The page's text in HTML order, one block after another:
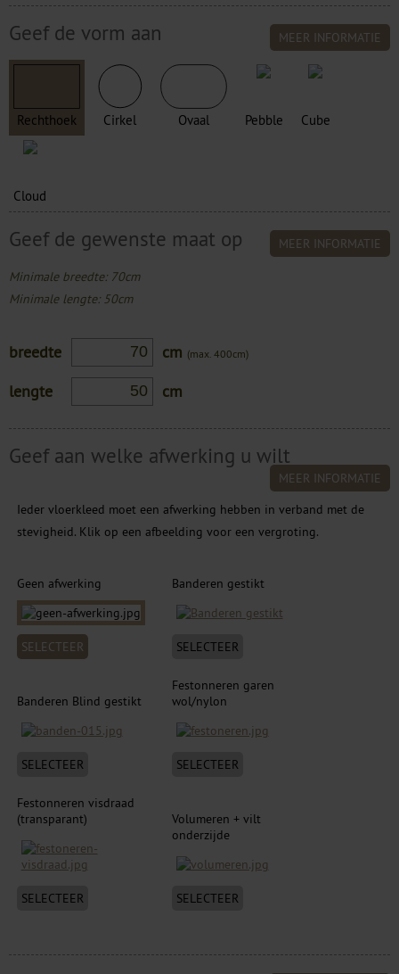
Geef de vorm aan MEER INFORMATIE
Rechthoek Cirkel Ovaal Pebble Cube
Cloud
Geef de gewenste maat op MEER INFORMATIE
Minimale breedte: 70cm
Minimale lengte: 50cm
breedte cm (max. 400cm)
lengte cm
Geef aan welke afwerking u wilt
MEER INFORMATIE
Ieder vloerkleed moet een afwerking hebben in verband met de
stevigheid. Klik op een afbeelding voor een vergroting.
Geen afwerking
SELECTEER
Banderen gestikt
SELECTEER
Banderen Blind gestikt
SELECTEER
Festonneren garen
wol/nylon
SELECTEER
Festonneren visdraad
(transparant)
SELECTEER
Volumeren + vilt
onderzijde
SELECTEER